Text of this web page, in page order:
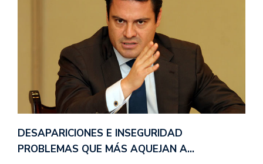
DESAPARICIONES E INSEGURIDAD
PROBLEMAS QUE MÁS AQUEJAN A…